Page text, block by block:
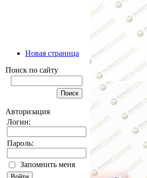
Новая страница
Поиск по сайту
Авторизация
Логин:
Пароль:
Запомнить меня